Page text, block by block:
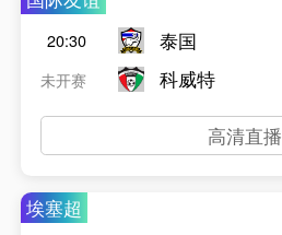
20:30
未开赛
泰国
科威特
高清直播
埃塞超